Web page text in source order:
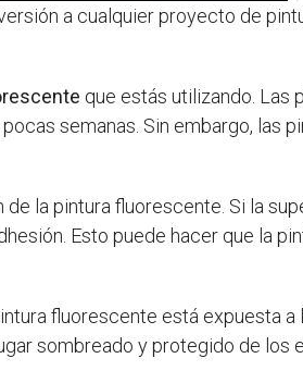
a cualquier proyecto de
que estás utilizando. Las
semanas. Sin embargo, las
la pintura fluorescente. Si la
Esto puede hacer que la
fluorescente está expuesta a
sombreado y protegido de los